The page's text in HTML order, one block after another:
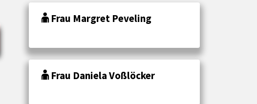
Frau Margret Peveling
Frau Daniela Voßlöcker